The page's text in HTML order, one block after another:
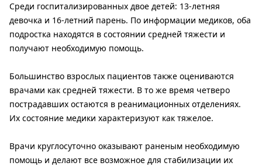
Среди госпитализированных двое детей: 13-летняя
девочка и 16-летний парень. По информации медиков, оба
подростка находятся в состоянии средней тяжести и
получают необходимую помощь.
Большинство взрослых пациентов также оцениваются
врачами как средней тяжести. В то же время четверо
пострадавших остаются в реанимационных отделениях.
Их состояние медики характеризуют как тяжелое.
Врачи круглосуточно оказывают раненым необходимую
помощь и делают все возможное для стабилизации их